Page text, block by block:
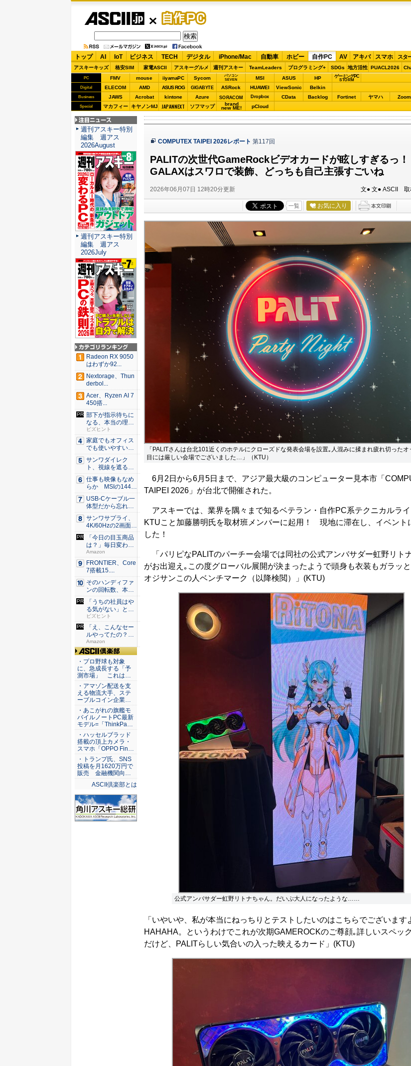
自作PC
トップ AI IoT ビジネス TECH デジタル iPhone/Mac 自動車 ホビー 自作PC AV アキバ スマホ スタ
アスキーキッズ 格安SIM 家電ASCII アスキーグルメ 週刊アスキー TeamLeaders プログラミング+ SDGs 地方活性 PUACL2026
PC FMV mouse iiyamaPC Sycom
パソコン
SEVEN
MSI ASUS HP ゲーミングPC
STORM
Digital ELECOM AMD ASUS ROG GIGABYTE ASRock HUAWEI ViewSonic Belkin
Business JAWS Acrobat kintone Azure SORACOM Dropbox CData Backlog Fortinet ヤマハ Zoom
Special マカフィー キヤノンMJ JAPANNEXT ソフマップ brand
new ME! pCloud
COMPUTEX TAIPEI 2026レポート 第117回
PALITの次世代GameRockビデオカードが眩しすぎるっ！
GALAXはスワロで装飾、どっちも自己主張すごいね
2026年06月07日 12時20分更新 文● 文● ASCII 取
一覧 お気に入り
「PALITさんは台北101近くのホテルにクローズドな発表会場を設置｡人混みに揉まれ疲れ切ったオ
目には厳しい会場でございました…」（KTU）
6月2日から6月5日まで、アジア最大級のコンピューター見本市「
TAIPEI 2026」が台北で開催された。
アスキーでは、業界を隅々まで知るベテラン・自作PC系テクニカルラ
KTUこと加藤勝明氏を取材班メンバーに起用！ 現地に滞在し、イベント
した！
「パリピなPALITのパーチー会場では同社の公式アンバサダー虹野リト
がお出迎え｡この度グローバル展開が決まったようで頭身も衣装もガラッと
オジサンこの人ベンチマーク（以降検閲）」(KTU)
公式アンバサダー虹野リトナちゃん。だいぶ大人になったような……
「いやいや、私が本当にねっちりとテストしたいのはこちらでございます
HAHAHA。というわけでこれが次期GAMEROCKのご尊顔｡詳しいスペッ
だけど、PALITらしい気合いの入った映えるカード」(KTU)
注目ニュース
週刊アスキー特別
編集 週アス
2026August
週刊アスキー特別
編集 週アス
2026July
Radeon RX 9050
はわずか92...
Nextorage、Thun
derbol...
Acer、Ryzen AI 7
450搭...
部下が指示待ちに
なる、本当の理
由。23年...
ビズヒント
家庭でもオフィス
でも使いやすい
Syno...
サンワダイレク
ト、視線を遮るフ
ェルト製デ...
仕事も映像もなめ
らか MSIの144H
z...
USB-Cケーブル一
体型だから忘れな
い！...
サンワサプライ、
4K/60Hzの2画面
出...
「今日の目玉商品
は？」毎日変わる
Amaz...
Amazon
FRONTIER、Core
7搭載15....
そのハンディファ
ンの回転数、本
当？ 20...
「うちの社員はや
る気がない」と嘆
くリーダ...
ビズヒント
「え、こんなセー
ルやってたの？」
80％O...
Amazon
ASCII倶楽部
・プロ野球も対象
に、急成長する「予
測市場」 これは…
・アマゾン配送を支
える物流大手、ステ
ーブルコイン企業…
・あこがれの旗艦モ
バイルノートPC最新
モデル=「ThinkPa…
・ハッセルブラッド
搭載の頂上カメラ・
スマホ「OPPO Fin…
・トランプ氏、SNS
投稿を月1620万円で
販売 金融機関向…
ASCII倶楽部とは